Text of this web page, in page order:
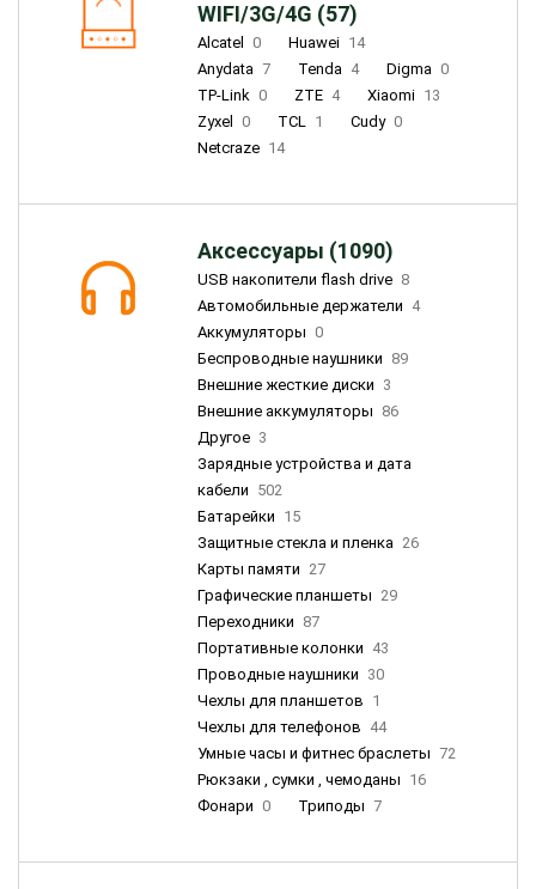
WIFI/3G/4G (57)
Alcatel 0 Huawei 14
Anydata 7 Tenda 4 Digma 0
TP-Link 0 ZTE 4 Xiaomi 13
Zyxel
0 TCL 1 Cudy 0
Netcraze 14
Аксессуары (1090)
USB накопители flash drive 8
Автомобильные держатели 4
Аккумуляторы 0
Беспроводные наушники 89
Внешние жесткие диски 3
Внешние аккумуляторы 86
Другое 3
Зарядные устройства и дата
кабели 502
Батарейки 15
Защитные стекла и пленка 26
Карты памяти 27
Графические планшеты 29
Переходники 87
Портативные колонки 43
Проводные наушники 30
Чехлы для планшетов 1
Чехлы для телефонов 44
Умные часы и фитнес браслеты 72
Рюкзаки , сумки , чемоданы 16
Фонари 0 Триподы 7